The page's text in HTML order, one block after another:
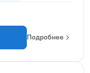
Подробнее